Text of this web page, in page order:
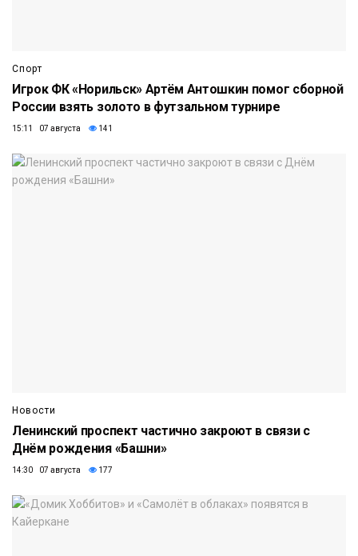
Спорт
Игрок ФК «Норильск» Артём Антошкин помог сборной
России взять золото в футзальном турнире
15:11 07 августа 141
Новости
Ленинский проспект частично закроют в связи с
Днём рождения «Башни»
14:30 07 августа 177